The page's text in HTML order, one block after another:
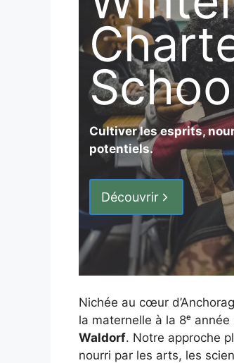
Cultiver les esprits,
potentiels.
Découvrir
Nichée au cœur
la maternelle à la 8ᵉ
Waldorf. Notre approche
nourri par les arts, les